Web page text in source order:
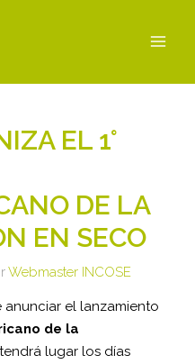
EL 1°
DE LA
EN SECO
Webmaster INCOSE
el lanzamiento
de la
tendrá lugar los días